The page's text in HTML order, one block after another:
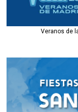
Veranos de